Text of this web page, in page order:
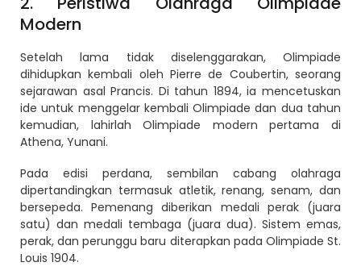
Modern
Setelah lama tidak diselenggarakan, Olimpiade
dihidupkan kembali oleh Pierre de Coubertin, seorang
sejarawan asal Prancis. Di tahun 1894, ia mencetuskan
ide untuk menggelar kembali Olimpiade dan dua tahun
kemudian, lahirlah Olimpiade modern pertama di
Athena, Yunani.
Pada edisi perdana, sembilan cabang olahraga
dipertandingkan termasuk atletik, renang, senam, dan
bersepeda. Pemenang diberikan medali perak (juara
satu) dan medali tembaga (juara dua). Sistem emas,
perak, dan perunggu baru diterapkan pada Olimpiade St.
Louis 1904.